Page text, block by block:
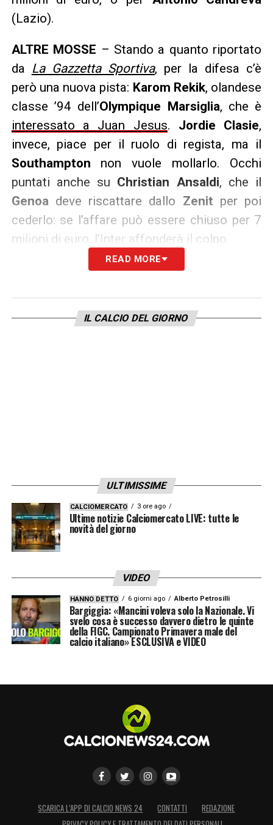
(Lazio).
ALTRE MOSSE – Stando a quanto riportato
da La Gazzetta Sportiva, per la difesa c’è
però una nuova pista: Karom Rekik, olandese
classe ’94 dell’Olympique Marsiglia, che è
interessato a Juan Jesus. Jordie Clasie,
invece, piace per il ruolo di regista, ma il
Southampton non vuole mollarlo. Occhi
puntati anche su Christian Ansaldi, che il
Genoadeve riscattare dallo Zenit per poi
cederlo: se l’affare può essere chiuso per 7
milioni di euro, l’Inter affonderà il colpo.
READ MORE
IL CALCIO DEL GIORNO
ULTIMISSIME
CALCIOMERCATO 3 ore ago
Ultime notizie Calciomercato LIVE: tutte le
novità del giorno
VIDEO
HANNO DETTO 6 giorni ago Alberto Petrosilli
Bargiggia: «Mancini voleva solo la Nazionale. Vi
svelo cosa è successo davvero dietro le quinte
della FIGC. Campionato Primavera male del
calcio italiano» ESCLUSIVA e VIDEO
SCARICA L’APP DI CALCIO NEWS 24 CONTATTI
REDAZIONE